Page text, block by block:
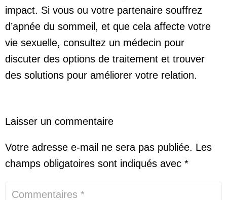
impact. Si vous ou votre partenaire souffrez
d’apnée du sommeil, et que cela affecte votre
vie sexuelle, consultez un médecin pour
discuter des options de traitement et trouver
des solutions pour améliorer votre relation.
Laisser un commentaire
Votre adresse e-mail ne sera pas publiée. Les
champs obligatoires sont indiqués avec *